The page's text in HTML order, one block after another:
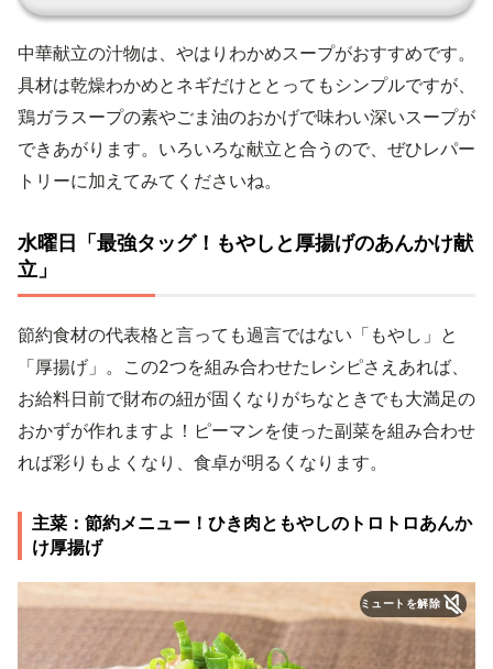
中華献立の汁物は、やはりわかめスープがおすすめです。
具材は乾燥わかめとネギだけととってもシンプルですが、
鶏ガラスープの素やごま油のおかげで味わい深いスープが
できあがります。いろいろな献立と合うので、ぜひレパー
トリーに加えてみてくださいね。
水曜日「最強タッグ！もやしと厚揚げのあんかけ献
立」
節約食材の代表格と言っても過言ではない「もやし」と
「厚揚げ」。この2つを組み合わせたレシピさえあれば、
お給料日前で財布の紐が固くなりがちなときでも大満足の
おかずが作れますよ！ピーマンを使った副菜を組み合わせ
れば彩りもよくなり、食卓が明るくなります。
主菜：節約メニュー！ひき肉ともやしのトロトロあんか
け厚揚げ
ミュートを解除